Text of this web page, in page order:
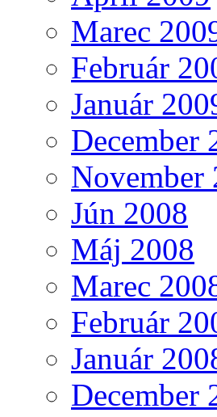
Marec
Február
Január
December
November
Jún 2008
Máj 2008
Marec
Február
Január
December